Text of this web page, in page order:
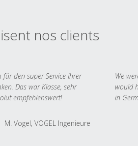
nos clients
für den super Service Ihrer
Das war Klasse, sehr
empfehlenswert!
M. Vogel, VOGEL Ingenieure
We
would
in